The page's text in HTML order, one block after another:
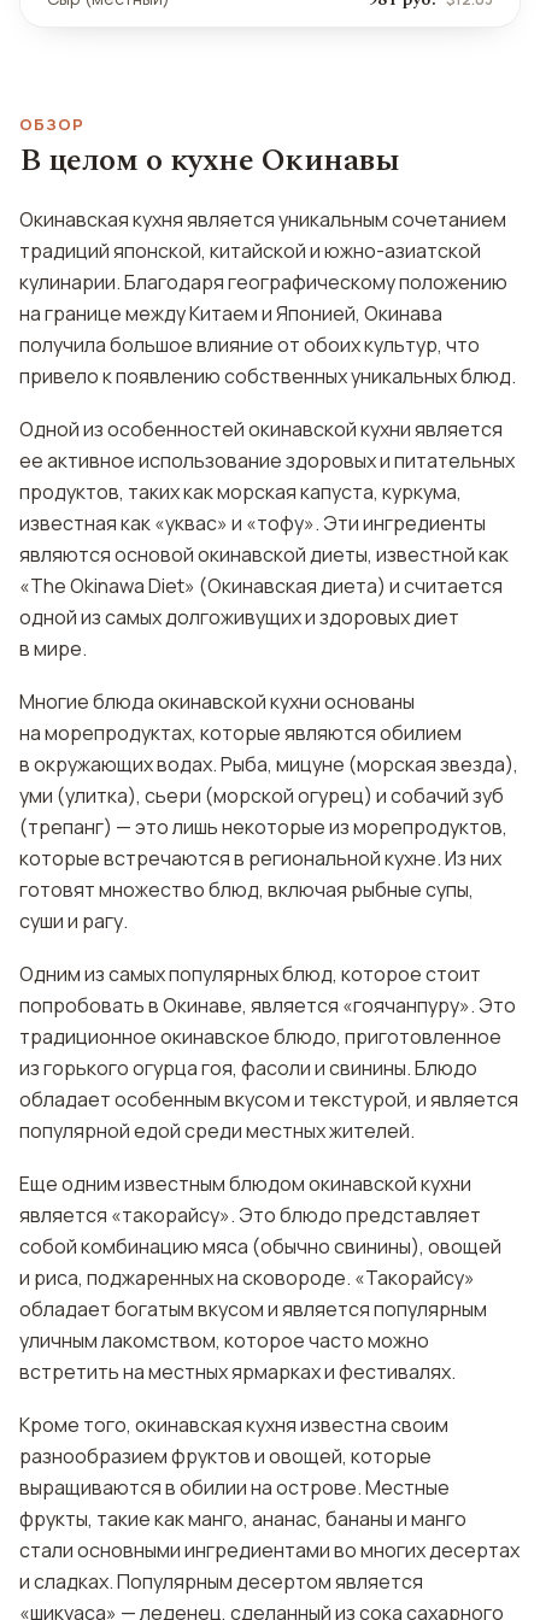
ОБЗОР
В целом о кухне Окинавы
Окинавская кухня является уникальным сочетанием
традиций японской, китайской и южно-азиатской
кулинарии. Благодаря географическому положению
на границе между Китаем и Японией, Окинава
получила большое влияние от обоих культур, что
привело к появлению собственных уникальных блюд.
Одной из особенностей окинавской кухни является
ее активное использование здоровых и питательных
продуктов, таких как морская капуста, куркума,
известная как «уквас» и «тофу». Эти ингредиенты
являются основой окинавской диеты, известной как
«The Okinawa Diet» (Окинавская диета) и считается
одной из самых долгоживущих и здоровых диет
в мире.
Многие блюда окинавской кухни основаны
на морепродуктах, которые являются обилием
в окружающих водах. Рыба, мицуне (морская звезда),
уми (улитка), сьери (морской огурец) и собачий зуб
(трепанг) — это лишь некоторые из морепродуктов,
которые встречаются в региональной кухне. Из них
готовят множество блюд, включая рыбные супы,
суши и рагу.
Одним из самых популярных блюд, которое стоит
попробовать в Окинаве, является «гоячанпуру». Это
традиционное окинавское блюдо, приготовленное
из горького огурца гоя, фасоли и свинины. Блюдо
обладает особенным вкусом и текстурой, и является
популярной едой среди местных жителей.
Еще одним известным блюдом окинавской кухни
является «такорайсу». Это блюдо представляет
собой комбинацию мяса (обычно свинины), овощей
и риса, поджаренных на сковороде. «Такорайсу»
обладает богатым вкусом и является популярным
уличным лакомством, которое часто можно
встретить на местных ярмарках и фестивалях.
Кроме того, окинавская кухня известна своим
разнообразием фруктов и овощей, которые
выращиваются в обилии на острове. Местные
фрукты, такие как манго, ананас, бананы и манго
стали основными ингредиентами во многих десертах
и сладках. Популярным десертом является
«шикуаса» — леденец, сделанный из сока сахарного